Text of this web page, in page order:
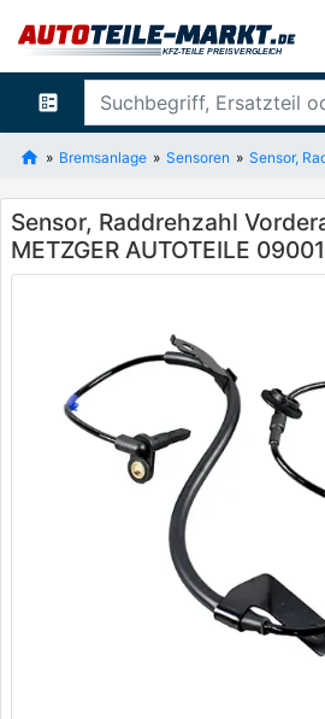
ballot
Bremsanlage Sensoren Sensor,
Sensor, Raddrehzahl
METZGER AUTOTEILE